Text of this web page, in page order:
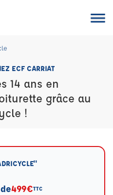
ECF CARRIAT
14 ans en
grâce au
!
499€TTC